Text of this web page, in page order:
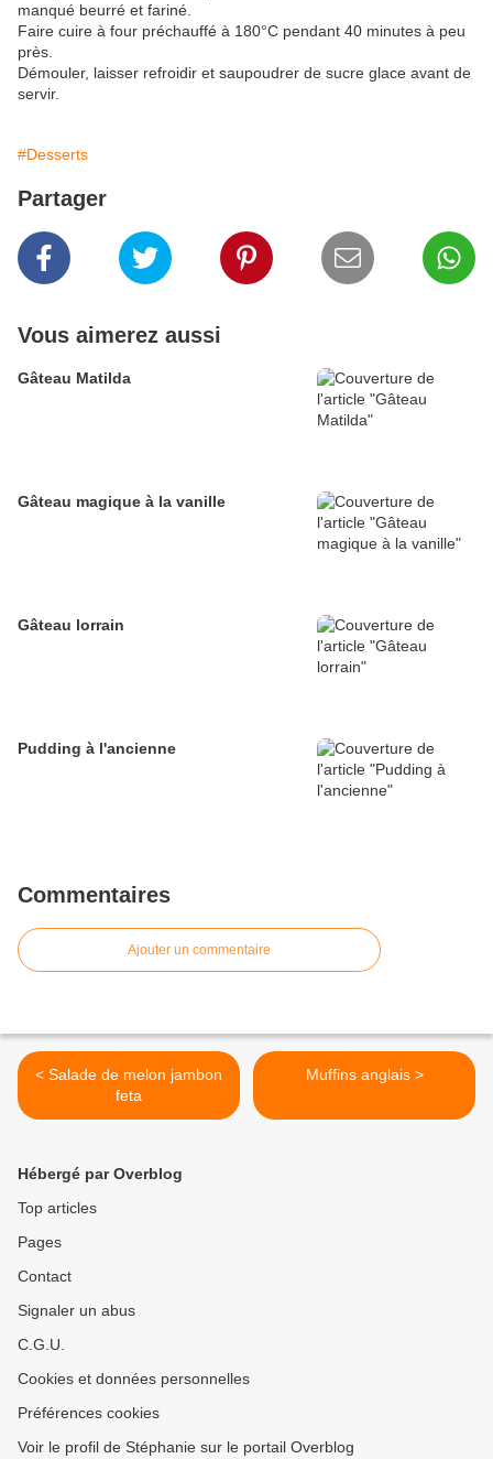
manqué beurré et fariné.
Faire cuire à four préchauffé à 180°C pendant 40 minutes à peu
près.
Démouler, laisser refroidir et saupoudrer de sucre glace avant de
servir.
#Desserts
Partager
Vous aimerez aussi
Gâteau Matilda
Gâteau magique à la vanille
Gâteau lorrain
Pudding à l'ancienne
Commentaires
Ajouter un commentaire
< Salade de melon jambon
feta
Muffins anglais >
Hébergé par Overblog
Top articles
Pages
Contact
Signaler un abus
C.G.U.
Cookies et données personnelles
Préférences cookies
Voir le profil de Stéphanie sur le portail Overblog